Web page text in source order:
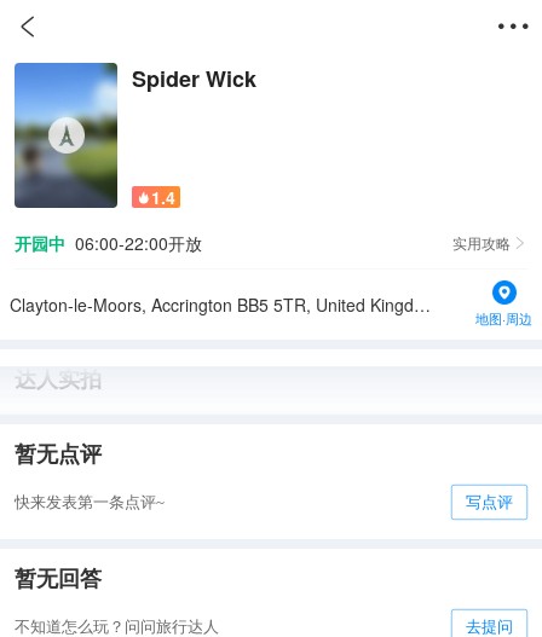
 
Spider Wick
 1.4
开园中 06:00-22:00开放 实用攻略 
Clayton-le-Moors, Accrington BB5 5TR, United Kingdom
地图·周边
达人实拍
暂无点评
快来发表第一条点评~ 写点评
暂无回答
不知道怎么玩？问问旅行达人 去提问